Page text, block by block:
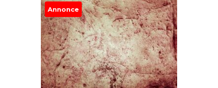
Annonce